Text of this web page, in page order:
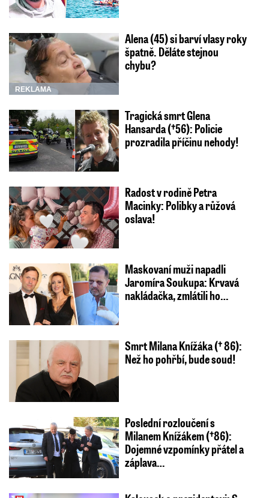
REKLAMA
Alena (45) si barví vlasy roky
špatně. Děláte stejnou
chybu?
Tragická smrt Glena
Hansarda (†56): Policie
prozradila příčinu nehody!
Radost v rodině Petra
Macinky: Polibky a růžová
oslava!
Maskovaní muži napadli
Jaromíra Soukupa: Krvavá
nakládačka, zmlátili ho…
Smrt Milana Knížáka († 86):
Než ho pohřbí, bude soud!
Poslední rozloučení s
Milanem Knížákem (†86):
Dojemné vzpomínky přátel a
záplava…